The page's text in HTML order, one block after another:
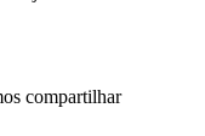
compartilhar